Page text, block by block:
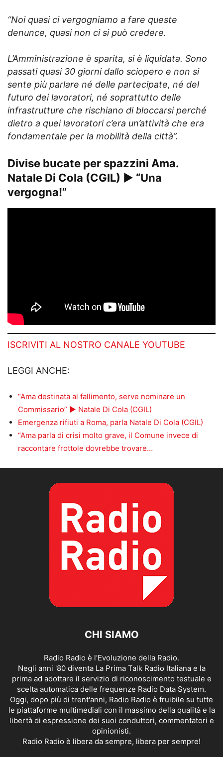
“Noi quasi ci vergogniamo a fare queste
denunce, quasi non ci si può credere.
L’Amministrazione è sparita, si è liquidata. Sono
passati quasi 30 giorni dallo sciopero e non si
sente più parlare né delle partecipate, né del
futuro dei lavoratori, né soprattutto delle
infrastrutture che rischiano di bloccarsi perché
dietro a quei lavoratori c’era un’attività che era
fondamentale per la mobilità della città”.
Divise bucate per spazzini Ama.
Natale Di Cola (CGIL) ► “Una
vergogna!”
ISCRIVITI AL NOSTRO CANALE YOUTUBE
LEGGI ANCHE:
“Ama destinata al fallimento, serve nominare un
Commissario” ► Natale Di Cola (CGIL)
Emergenza rifiuti a Roma, parla Natale Di Cola (CGIL)
“Ama parla di crisi molto grave, il Comune invece di
raccontare frottole dovrebbe trovare…
CHI SIAMO
Radio Radio è l'Evoluzione della Radio.
Negli anni '80 diventa La Prima Talk Radio Italiana e la
prima ad adottare il servizio di riconoscimento testuale e
scelta automatica delle frequenze Radio Data System.
Oggi, dopo più di trent'anni, Radio Radio è fruibile su tutte
le piattaforme multimediali con il massimo della qualità e la
libertà di espressione dei suoi conduttori, commentatori e
opinionisti.
Radio Radio è libera da sempre, libera per sempre!